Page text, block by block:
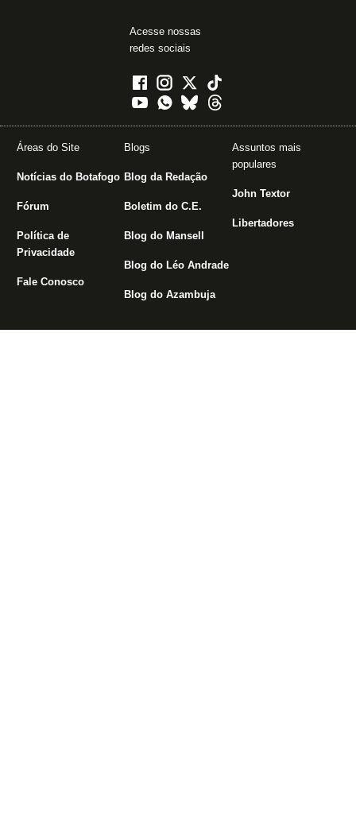
Acesse nossas
redes sociais
Áreas do Site
Notícias do Botafogo
Fórum
Política de
Privacidade
Fale Conosco
Blogs
Blog da Redação
Boletim do C.E.
Blog do Mansell
Blog do Léo Andrade
Blog do Azambuja
Assuntos mais
populares
John Textor
Libertadores